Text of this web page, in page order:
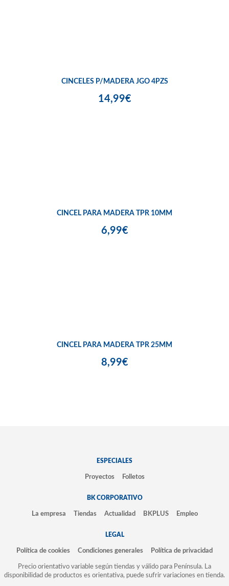
CINCELES P/MADERA JGO 4PZS
14,99€
CINCEL PARA MADERA TPR 10MM
6,99€
CINCEL PARA MADERA TPR 25MM
8,99€
ESPECIALES
Proyectos Folletos
BK CORPORATIVO
La empresa Tiendas Actualidad BKPLUS Empleo
LEGAL
Política de cookies Condiciones generales Política de privacidad
Precio orientativo variable según tiendas y válido para Península. La
disponibilidad de productos es orientativa, puede sufrir variaciones en tienda.